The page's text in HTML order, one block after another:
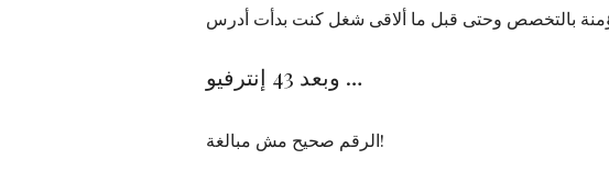
وبعد 43 إنترفيو …
الرقم صحيح مش مبالغة!